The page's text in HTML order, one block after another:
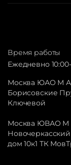
Время работы
Ежедневно
Москва ЮАО М
Борисовские
Ключевой
Москва ЮВАО М
дом 10к1 ТК